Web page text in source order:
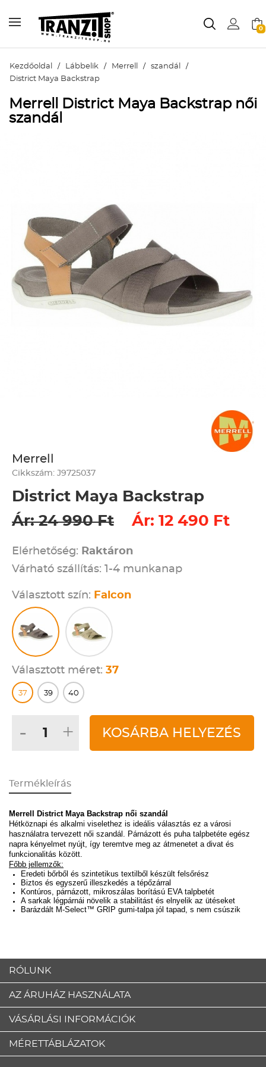
0
Kezdőoldal / Lábbelik / Merrell / szandál /
District Maya Backstrap
Merrell District Maya Backstrap női
szandál
Merrell
Cikkszám: J9725037
District Maya Backstrap
Ár: 24 990 Ft
Ár: 12 490 Ft
Elérhetőség: Raktáron
Várható szállítás: 1-4 munkanap
Választott szín: Falcon
Választott méret: 37
37 39 40
- + KOSÁRBA HELYEZÉS
Termékleírás
Merrell District Maya Backstrap női szandál
Hétköznapi és alkalmi viselethez is ideális választás ez a városi
használatra tervezett női szandál. Párnázott és puha talpbetéte egész
napra kényelmet nyújt, így teremtve meg az átmenetet a divat és
funkcionalitás között.
Főbb jellemzők:
Eredeti bőrből és szintetikus textilből készült felsőrész
Biztos és egyszerű illeszkedés a tépőzárral
Kontúros, párnázott, mikroszálas borítású EVA talpbetét
A sarkak légpárnái növelik a stabilitást és elnyelik az ütéseket
Barázdált M-Select™ GRIP gumi-talpa jól tapad, s nem csúszik
RÓLUNK
AZ ÁRUHÁZ HASZNÁLATA
VÁSÁRLÁSI INFORMÁCIÓK
MÉRETTÁBLÁZATOK